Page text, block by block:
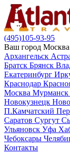
(495)105-93-95
Ваш город Москва
Архангельск
Братск Брянск
Екатеринбург
Краснодар
Москва Мурманск
Новокузнецк
П.Камчатский
Саратов Сургут
Ульяновск Уфа
Чебоксары
Контакты